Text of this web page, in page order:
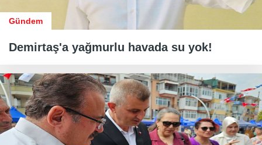
Gündem
Demirtaş'a yağmurlu havada su yok!